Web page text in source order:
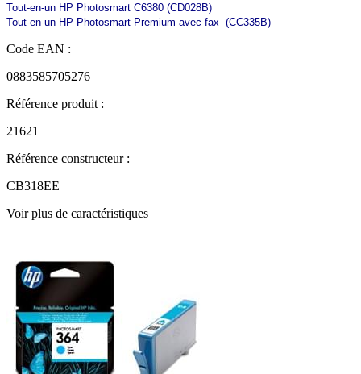
Tout-en-un HP Photosmart C6380 (CD028B)
Tout-en-un HP Photosmart Premium avec fax (CC335B)
Code EAN :
0883585705276
Référence produit :
21621
Référence constructeur :
CB318EE
Voir plus de caractéristiques